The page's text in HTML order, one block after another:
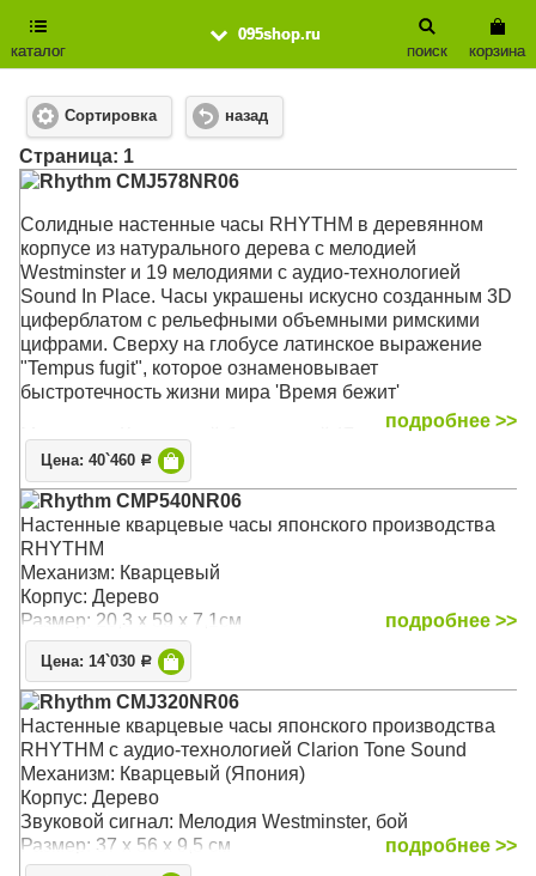
095shop.ru
каталог
корзина
поиск
Сортировка назад
Cтраница: 1
Rhythm CMJ578NR06
Солидные настенные часы RHYTHM в деревянном
корпусе из натурального дерева c мелодией
Westminster и 19 мелодиями с аудио-технологией
Sound In Place. Часы украшены искусно созданным 3D
циферблатом с рельефными объемными римскими
цифрами. Сверху на глобусе латинское выражение
"Tempus fugit", которое ознаменовывает
быстротечность жизни мира 'Время бежит'
Механизм: Кварцевый бесшумный (Япония)
Корпус: Дерево
Звуковой сигнал: Мелодия Westminster, бой каждый
час, 16 классических и 3 рождественских мелодий
Размер: 93 х 36,2 х 13,6 см
подробнее >>
Цена: 40`460 Р
Rhythm CMP540NR06
Настенные кварцевые часы японского производства
RHYTHM
Механизм: Кварцевый
Корпус: Дерево
Размер: 20,3 х 59 х 7,1см
подробнее >>
Цена: 14`030 Р
Rhythm CMJ320NR06
Настенные кварцевые часы японского производства
RHYTHM с аудио-технологией Clarion Tone Sound
Механизм: Кварцевый (Япония)
Корпус: Дерево
Звуковой сигнал: Мелодия Westminster, бой
Размер: 37 х 56 х 9,5 см
подробнее >>